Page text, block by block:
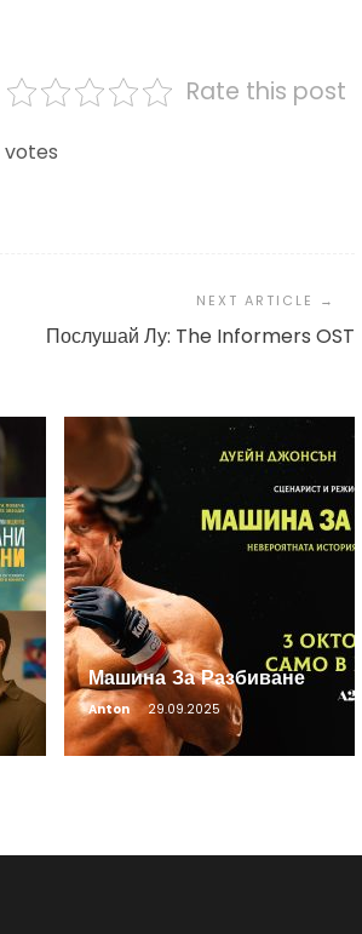
Rate this post
votes
Послушай Лу: The Informers OST
Машина За Разбиване
Anton 29.09.2025